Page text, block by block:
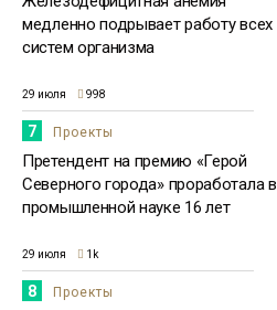
медленно подрывает работу всех
систем организма
29 июля 998
7 Проекты
Претендент на премию «Герой
Северного города» проработала в
промышленной науке 16 лет
29 июля 1k
8 Проекты